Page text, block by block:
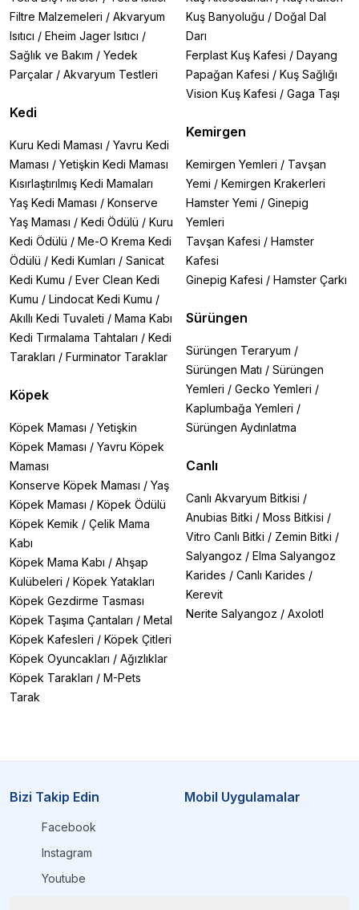
Filtre Malzemeleri / Akvaryum
Isıtıcı / Eheim Jager Isıtıcı /
Sağlık ve Bakım / Yedek
Parçalar / Akvaryum Testleri
Kedi
Kuru Kedi Maması / Yavru Kedi
Maması / Yetişkin Kedi Maması
Kısırlaştırılmış Kedi Mamaları
Yaş Kedi Maması / Konserve
Yaş Maması / Kedi Ödülü / Kuru
Kedi Ödülü / Me-O Krema Kedi
Ödülü / Kedi Kumları / Sanicat
Kedi Kumu / Ever Clean Kedi
Kumu / Lindocat Kedi Kumu /
Akıllı Kedi Tuvaleti / Mama Kabı
Kedi Tırmalama Tahtaları / Kedi
Tarakları / Furminator Taraklar
Köpek
Köpek Maması / Yetişkin
Köpek Maması / Yavru Köpek
Maması
Konserve Köpek Maması / Yaş
Köpek Maması / Köpek Ödülü
Köpek Kemik / Çelik Mama
Kabı
Köpek Mama Kabı / Ahşap
Kulübeleri / Köpek Yatakları
Köpek Gezdirme Tasması
Köpek Taşıma Çantaları / Metal
Köpek Kafesleri / Köpek Çitleri
Köpek Oyuncakları / Ağızlıklar
Köpek Tarakları / M-Pets
Tarak
Kuş Banyoluğu / Doğal Dal
Darı
Ferplast Kuş Kafesi / Dayang
Papağan Kafesi / Kuş Sağlığı
Vision Kuş Kafesi / Gaga Taşı
Kemirgen
Kemirgen Yemleri / Tavşan
Yemi / Kemirgen Krakerleri
Hamster Yemi / Ginepig
Yemleri
Tavşan Kafesi / Hamster
Kafesi
Ginepig Kafesi / Hamster Çarkı
Sürüngen
Sürüngen Teraryum /
Sürüngen Matı / Sürüngen
Yemleri / Gecko Yemleri /
Kaplumbağa Yemleri /
Sürüngen Aydınlatma
Canlı
Canlı Akvaryum Bitkisi /
Anubias Bitki / Moss Bitkisi /
Vitro Canlı Bitki / Zemin Bitki /
Salyangoz / Elma Salyangoz
Karides / Canlı Karides /
Kerevit
Nerite Salyangoz / Axolotl
Bizi Takip Edin
Facebook
Instagram
Youtube
Mobil Uygulamalar